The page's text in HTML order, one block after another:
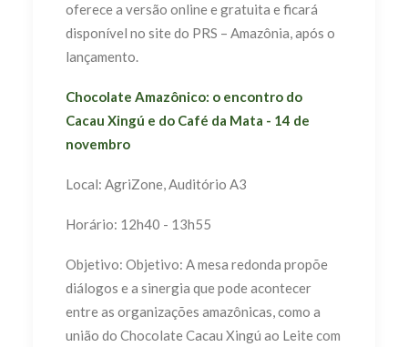
oferece a versão online e gratuita e ficará
disponível no site do PRS – Amazônia, após o
lançamento.
Chocolate Amazônico: o encontro do
Cacau Xingú e do Café da Mata - 14 de
novembro
Local: AgriZone, Auditório A3
Horário: 12h40 - 13h55
Objetivo: Objetivo: A mesa redonda propõe
diálogos e a sinergia que pode acontecer
entre as organizações amazônicas, como a
união do Chocolate Cacau Xingú ao Leite com